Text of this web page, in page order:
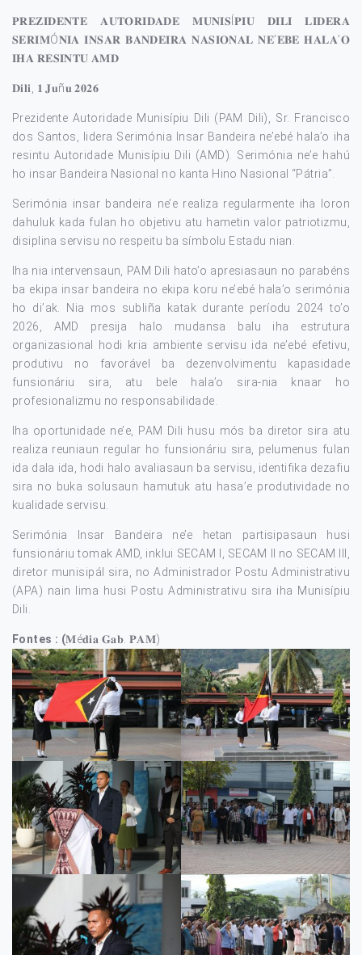
𝐏𝐑𝐄𝐙𝐈𝐃𝐄𝐍𝐓𝐄 𝐀𝐔𝐓𝐎𝐑𝐈𝐃𝐀𝐃𝐄 𝐌𝐔𝐍𝐈𝐒Í𝐏𝐈𝐔 𝐃𝐈𝐋𝐈 𝐋𝐈𝐃𝐄𝐑𝐀
𝐒𝐄𝐑𝐈𝐌Ó𝐍𝐈𝐀 𝐈𝐍𝐒𝐀𝐑 𝐁𝐀𝐍𝐃𝐄𝐈𝐑𝐀 𝐍𝐀𝐒𝐈𝐎𝐍𝐀𝐋 𝐍𝐄’𝐄𝐁𝐄 𝐇𝐀𝐋𝐀’𝐎
𝐈𝐇𝐀 𝐑𝐄𝐒𝐈𝐍𝐓𝐔 𝐀𝐌𝐃
𝐃𝐢𝐥𝐢, 𝟏 𝐉𝐮ñ𝐮 𝟐𝟎𝟐𝟔
Prezidente Autoridade Munisípiu Dili (PAM Dili), Sr. Francisco
dos Santos, lidera Serimónia Insar Bandeira ne’ebé hala’o iha
resintu Autoridade Munisípiu Dili (AMD). Serimónia ne’e hahú
ho insar Bandeira Nasional no kanta Hino Nasional “Pátria”.
Serimónia insar bandeira ne’e realiza regularmente iha loron
dahuluk kada fulan ho objetivu atu hametin valor patriotizmu,
disiplina servisu no respeitu ba símbolu Estadu nian.
Iha nia intervensaun, PAM Dili hato’o apresiasaun no parabéns
ba ekipa insar bandeira no ekipa koru ne’ebé hala’o serimónia
ho di’ak. Nia mos subliña katak durante períodu 2024 to’o
2026, AMD presija halo mudansa balu iha estrutura
organizasional hodi kria ambiente servisu ida ne’ebé efetivu,
produtivu no favorável ba dezenvolvimentu kapasidade
funsionáriu sira, atu bele hala’o sira-nia knaar ho
profesionalizmu no responsabilidade.
Iha oportunidade ne’e, PAM Dili husu mós ba diretor sira atu
realiza reuniaun regular ho funsionáriu sira, pelumenus fulan
ida dala ida, hodi halo avaliasaun ba servisu, identifika dezafiu
sira no buka solusaun hamutuk atu hasa’e produtividade no
kualidade servisu.
Serimónia Insar Bandeira ne’e hetan partisipasaun husi
funsionáriu tomak AMD, inklui SECAM I, SECAM II no SECAM III,
diretor munisipál sira, no Administrador Postu Administrativu
(APA) nain lima husi Postu Administrativu sira iha Munisípiu
Dili.
Fontes : (𝐌é𝐝𝐢𝐚 𝐆𝐚𝐛. 𝐏𝐀𝐌)